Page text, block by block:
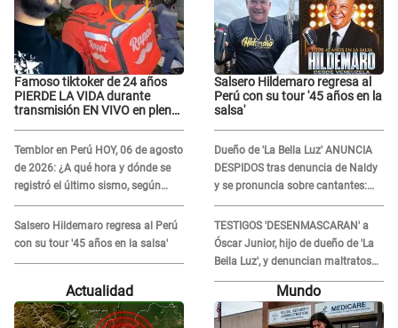
Famoso tiktoker de 24 años
PIERDE LA VIDA durante
transmisión EN VIVO en plena
Temblor en Perú HOY, 06 de agosto
de 2026: ¿A qué hora y dónde se
registró el último sismo, según
IGP?
Salsero Hildemaro regresa al Perú
con su tour '45 años en la salsa'
Salsero Hildemaro regresa al
Perú con su tour '45 años en la
salsa'
Dueño de 'La Bella Luz' ANUNCIA
DESPIDOS tras denuncia de Naldy
y se pronuncia sobre cantantes:
"Mis chicas están siendo
vulneradas"
TESTIGOS 'DESENMASCARAN' a
Óscar Junior, hijo de dueño de 'La
Bella Luz', y denuncian maltratos
en la orquesta: "Los humilla..."
Actualidad Mundo